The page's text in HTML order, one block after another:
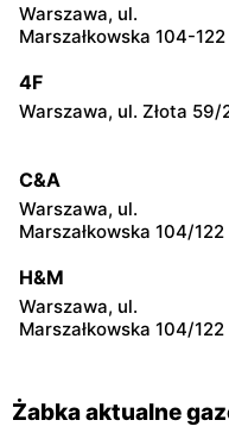
Żabka
Chałubińskiego 8
Żabka
4
Żabka
Żabka
Warszawa, ul. Prosta 2/
Warszawa, ul.
Marszałkowska 104-122
4F
Warszawa, ul. Złota 59/
C&A
Warszawa, ul.
Marszałkowska 104/122
H&M
Warszawa, ul.
Marszałkowska 104/122
Żabka aktualne